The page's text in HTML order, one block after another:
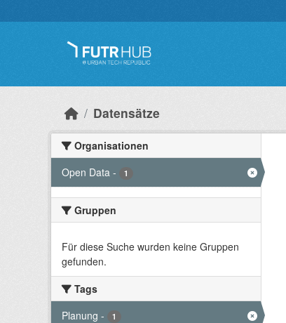
Datensätze
Organisationen
Open Data - 1
Gruppen
Für diese Suche wurden keine Gruppen
gefunden.
Tags
Planung - 1